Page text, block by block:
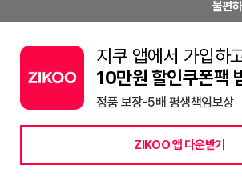
불편
지쿠 앱에서 가입하
10만원 할인쿠폰팩
정품 보장-5배 평생책임보상
ZIKOO 앱 다운받기